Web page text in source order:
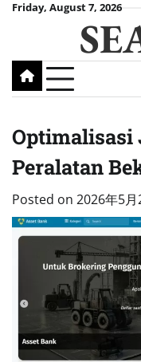
SkipFriday, August 7, 2026
Optimalisasi
Peralatan
Posted on 2026年5月